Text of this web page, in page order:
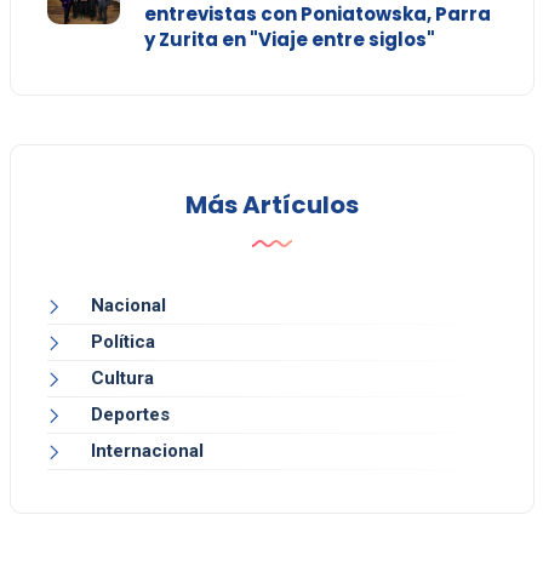
entrevistas con Poniatowska, Parra
y Zurita en "Viaje entre siglos"
Más Artículos
Nacional
Política
Cultura
Deportes
Internacional